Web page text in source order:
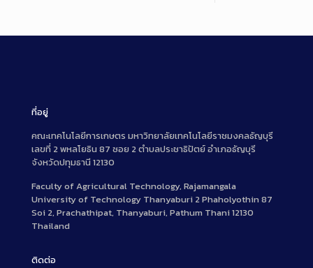
ที่อยู่
คณะเทคโนโลยีการเกษตร มหาวิทยาลัยเทคโนโลยีราชมงคลธัญบุรี
เลขที่ 2 พหลโยธิน 87 ซอย 2 ตำบลประชาธิปัตย์ อำเภอธัญบุรี
จังหวัดปทุมธานี 12130
Faculty of Agricultural Technology, Rajamangala
University of Technology Thanyaburi 2 Phaholyothin 87
Soi 2, Prachathipat, Thanyaburi, Pathum Thani 12130
Thailand
ติดต่อ